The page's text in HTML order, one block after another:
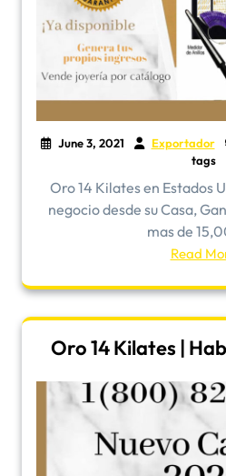
June 3, 2021 Exportador
tags
Oro 14 Kilates en Estados
negocio desde su Casa,
mas de
Read
Oro 14 Kilates |